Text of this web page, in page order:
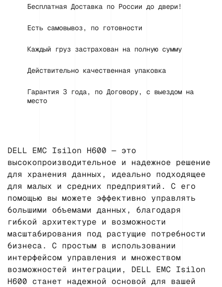
Бесплатная Доставка по России до двери!
Есть самовывоз, по готовности
Каждый груз застрахован на полную сумму
Действительно качественная упаковка
Гарантия 3 года, по Договору, с выездом на
место
DELL EMC Isilon H600 — это
высокопроизводительное и надежное решение
для хранения данных, идеально подходящее
для малых и средних предприятий. С его
помощью вы можете эффективно управлять
большими объемами данных, благодаря
гибкой архитектуре и возможности
масштабирования под растущие потребности
бизнеса. С простым в использовании
интерфейсом управления и множеством
возможностей интеграции, DELL EMC Isilon
H600 станет надежной основой для вашей